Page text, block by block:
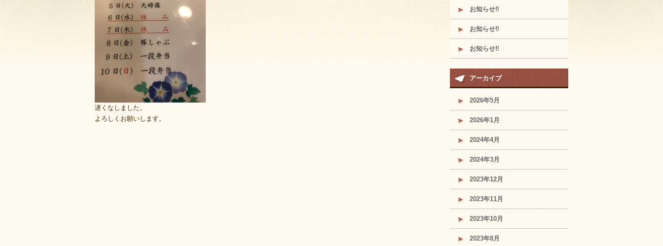
遅くなしました。
よろしくお願いします。
お知らせ‼︎
お知らせ‼︎
お知らせ‼︎
アーカイブ
2026年5月
2026年1月
2024年4月
2024年3月
2023年12月
2023年11月
2023年10月
2023年8月